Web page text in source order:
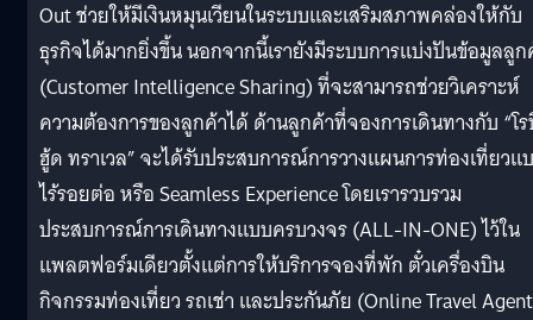
Out ช่วยให้มีเงินหมุนเวียนในระบบและเสริมสภาพคล่องให้กับ
ธุรกิจได้มากยิ่งขึ้น นอกจากนี้เรายังมีระบบการแบ่งปันข้อมูลลู
(Customer Intelligence Sharing) ที่จะสามารถช่วยวิเคราะห์
ความต้องการของลูกค้าได้ ด้านลูกค้าที่จองการเดินทางกับ “โ
ฮู้ด ทราเวล” จะได้รับประสบการณ์การวางแผนการท่องเที่ยวแ
ไร้รอยต่อ หรือ Seamless Experience โดยเรารวบรวม
ประสบการณ์การเดินทางแบบครบวงจร (ALL-IN-ONE) ไว้ใน
แพลตฟอร์มเดียวตั้งแต่การให้บริการจองที่พัก ตั๋วเครื่องบิน
กิจกรรมท่องเที่ยว รถเช่า และประกันภัย (Online Travel